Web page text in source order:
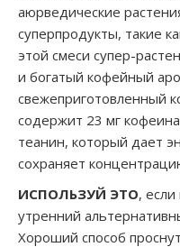
аюрведические
суперпродукты, такие
этой смеси супер-
и богатый кофейный
свежеприготовленный
содержит 23 мг
теанин, который дает
сохраняет
ИСПОЛЬЗУЙ ЭТО,
утренний
Хороший способ